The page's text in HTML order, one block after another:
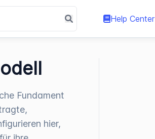
Help Center
Fundament
hier,